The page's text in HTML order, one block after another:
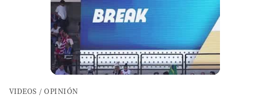
00:00/01:32
VIDEOS / OPINIÓN